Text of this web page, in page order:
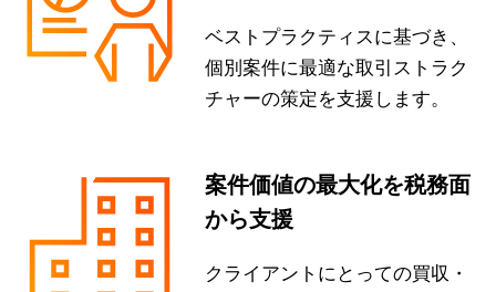
ベストプラクティスに基づき、
個別案件に最適な取引ストラク
チャーの策定を支援します。
案件価値の最大化を税務面
から支援
クライアントにとっての買収・